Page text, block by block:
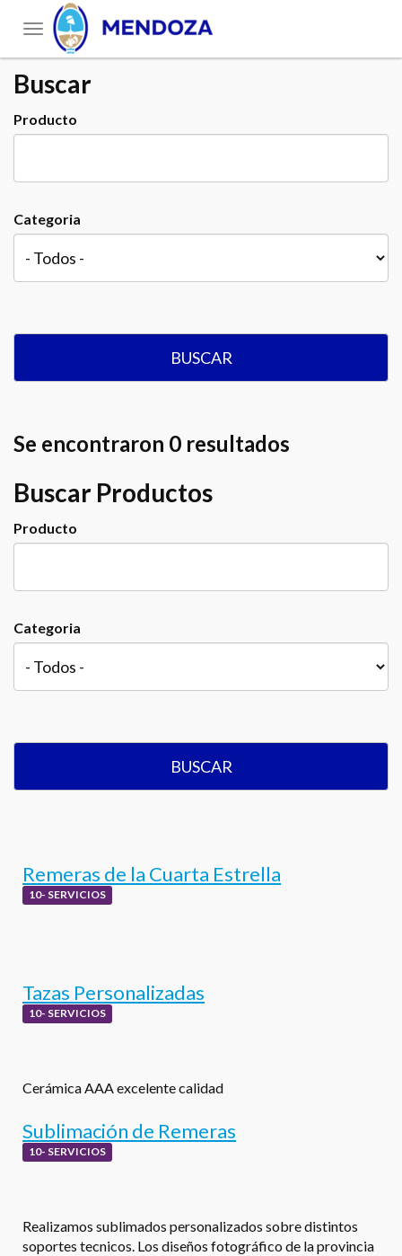
Toggle
navigation
Buscar
Producto
Categoria
BUSCAR
Se encontraron 0 resultados
Buscar Productos
Producto
Categoria
BUSCAR
Remeras de la Cuarta Estrella
10- SERVICIOS
Tazas Personalizadas
10- SERVICIOS
Cerámica AAA excelente calidad
Sublimación de Remeras
10- SERVICIOS
Realizamos sublimados personalizados sobre distintos
soportes tecnicos. Los diseños fotográfico de la provincia